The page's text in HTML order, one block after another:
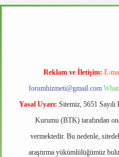
Reklam ve İletişim: E-
forumhizmeti@gmail.com
Yasal Uyarı: Sitemiz, 5651
Kurumu (BTK) tarafından
vermektedir. Bu nedenle,
araştırma yükümlülüğümüz